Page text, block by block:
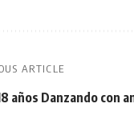
ARTICLE
años Danzando con